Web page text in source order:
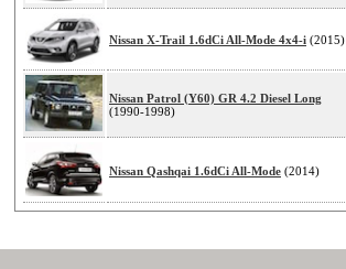
Nissan X-Trail 1.6dCi All-Mode 4x4-i (2015)
Nissan Patrol (Y60) GR 4.2 Diesel Long
(1990-1998)
Nissan Qashqai 1.6dCi All-Mode (2014)